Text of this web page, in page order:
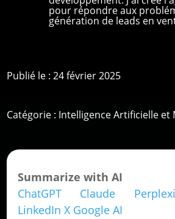
pour répondre aux
génération de leads en
Publié le : 24 février 2025
Catégorie : Intelligence Artificielle et
Summarize with AI
ChatGPT
Claude
LinkedIn X Google AI